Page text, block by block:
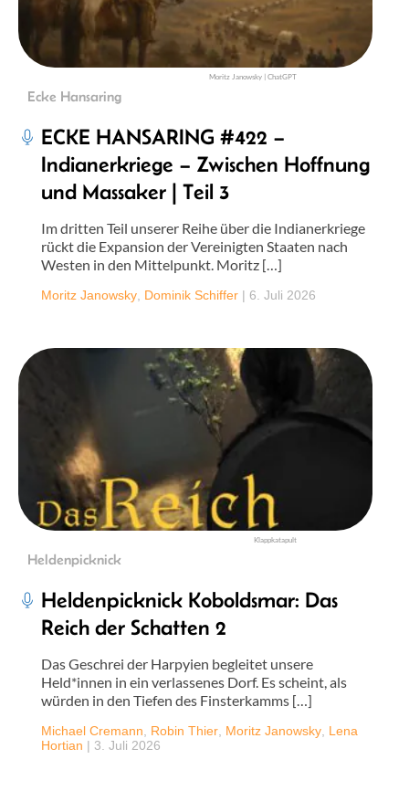
Moritz Janowsky | ChatGPT
Ecke Hansaring
ECKE HANSARING #422 –
Indianerkriege – Zwischen Hoffnung
und Massaker | Teil 3
Im dritten Teil unserer Reihe über die Indianerkriege
rückt die Expansion der Vereinigten Staaten nach
Westen in den Mittelpunkt. Moritz […]
Moritz Janowsky Dominik Schiffer | 6. Juli 2026
Klappkatapult
Heldenpicknick
Heldenpicknick Koboldsmar: Das
Reich der Schatten 2
Das Geschrei der Harpyien begleitet unsere
Held*innen in ein verlassenes Dorf. Es scheint, als
würden in den Tiefen des Finsterkamms […]
Michael Cremann Robin Thier Moritz Janowsky Lena
Hortian | 3. Juli 2026